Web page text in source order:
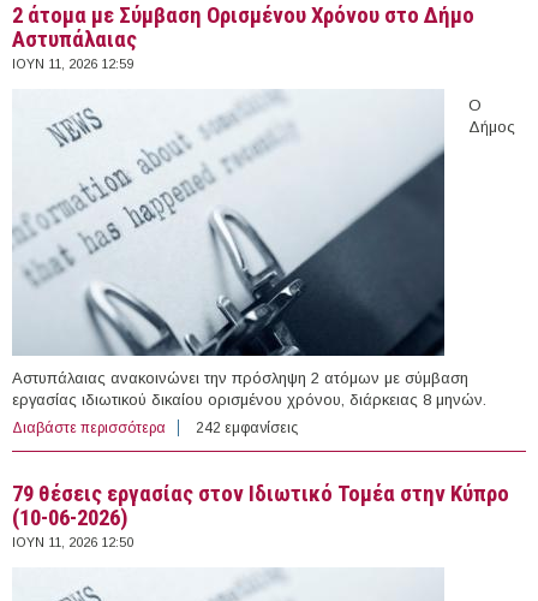
2 άτομα με Σύμβαση Ορισμένου Χρόνου στο Δήμο
Αστυπάλαιας
ΙΟΥΝ 11, 2026 12:59
Ο
Δήμος
Αστυπάλαιας ανακοινώνει την πρόσληψη 2 ατόμων με σύμβαση
εργασίας ιδιωτικού δικαίου ορισμένου χρόνου, διάρκειας 8 μηνών.
Διαβάστε περισσότερα για 2 άτομα με Σύμβαση Ορισμένου Χρόνου στο Δήμο
Αστυπάλαιας
242 εμφανίσεις
79 θέσεις εργασίας στον Ιδιωτικό Τομέα στην Κύπρο
(10-06-2026)
ΙΟΥΝ 11, 2026 12:50